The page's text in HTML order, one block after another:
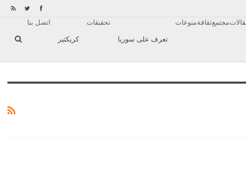
مجتمعثقافةمنوعات
تعرف على سوريا
تحقيقات
كريكتير
اتصل بنا